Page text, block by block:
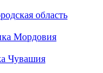
область
Мордовия
Чувашия